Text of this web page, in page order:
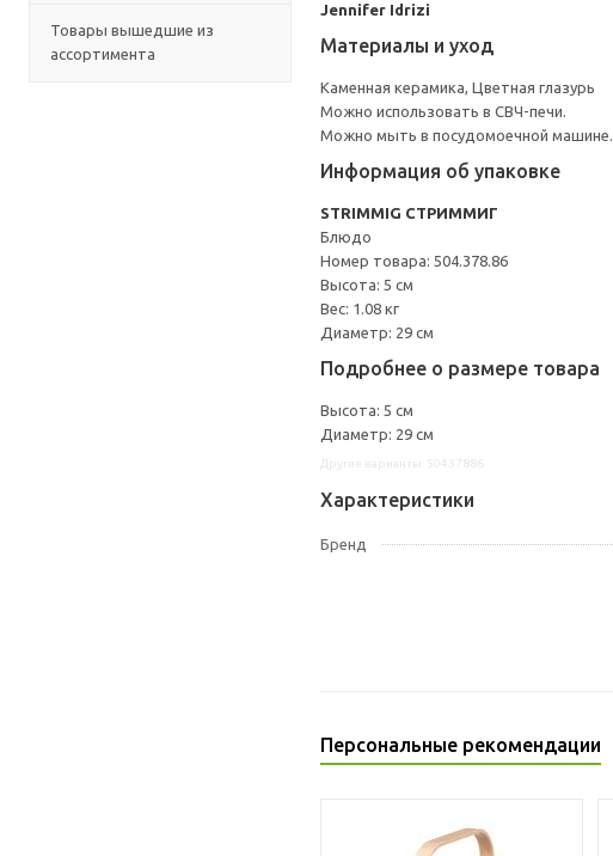
Товары вышедшие из
ассортимента
Jennifer Idrizi
Материалы и уход
Каменная керамика, Цветная глазурь
Можно использовать в СВЧ-печи.
Можно мыть в посудомоечной машине.
Информация об упаковке
STRIMMIG СТРИММИГ
Блюдо
Номер товара: 504.378.86
Высота: 5 см
Вес: 1.08 кг
Диаметр: 29 см
Подробнее о размере товара
Высота: 5 см
Диаметр: 29 см
Характеристики
Бренд
Персональные рекомендации